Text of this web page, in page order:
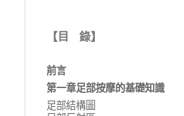
【目 錄】
前言
第一章足部按摩的基礎知識
足部結構圖